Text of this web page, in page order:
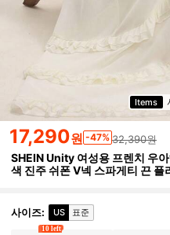
Items
17,290원 -47% 32,390원
SHEIN Unity 여성용 프렌치 우
색 진주 쉬폰 V넥 스파게티 끈 플
사이즈: US 표준
10 left